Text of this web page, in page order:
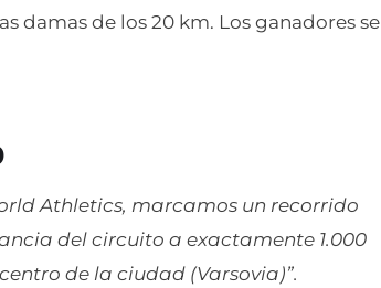
damas de los 20 km. Los ganadores se
Athletics, marcamos un recorrido
del circuito a exactamente 1.000
de la ciudad (Varsovia)”.